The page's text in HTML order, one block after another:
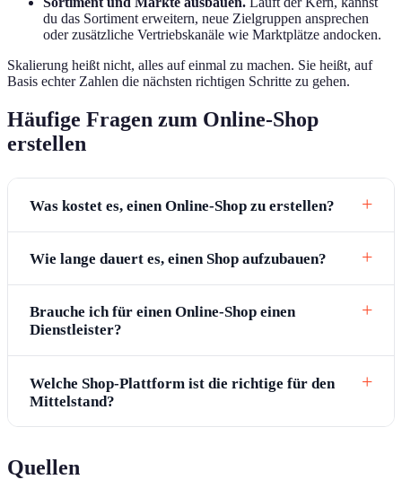
du das Sortiment erweitern, neue Zielgruppen ansprechen
oder zusätzliche Vertriebskanäle wie Marktplätze andocken.
Skalierung heißt nicht, alles auf einmal zu machen. Sie heißt, auf
Basis echter Zahlen die nächsten richtigen Schritte zu gehen.
Häufige Fragen zum Online-Shop
erstellen
Was kostet es, einen Online-Shop zu erstellen?
Wie lange dauert es, einen Shop aufzubauen?
Brauche ich für einen Online-Shop einen
Dienstleister?
Welche Shop-Plattform ist die richtige für den
Mittelstand?
Quellen